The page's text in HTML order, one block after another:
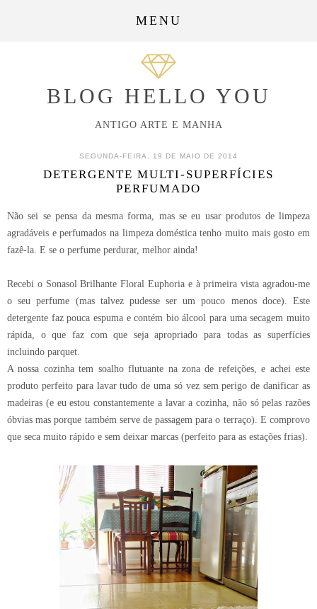
MENU
BLOG HELLO YOU
ANTIGO ARTE E MANHA
SEGUNDA-FEIRA, 19 DE MAIO DE 2014
DETERGENTE MULTI-SUPERFÍCIES
PERFUMADO
Não sei se pensa da mesma forma, mas se eu usar produtos de limpeza
agradáveis e perfumados na limpeza doméstica tenho muito mais gosto em
fazê-la. E se o perfume perdurar, melhor ainda!
Recebi o Sonasol Brilhante Floral Euphoria e à primeira vista agradou-me
o seu perfume (mas talvez pudesse ser um pouco menos doce). Este
detergente faz pouca espuma e contém bio álcool para uma secagem muito
rápida, o que faz com que seja apropriado para todas as superfícies
incluindo parquet.
A nossa cozinha tem soalho flutuante na zona de refeições, e achei este
produto perfeito para lavar tudo de uma só vez sem perigo de danificar as
madeiras (e eu estou constantemente a lavar a cozinha, não só pelas razões
óbvias mas porque também serve de passagem para o terraço). E comprovo
que seca muito rápido e sem deixar marcas (perfeito para as estações frias).